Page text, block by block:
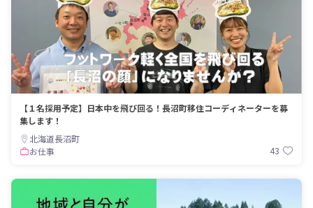
【１名採用予定】日本中を飛び回る！長沼町移住コーディネーターを募
集します！
北海道長沼町
お仕事
43